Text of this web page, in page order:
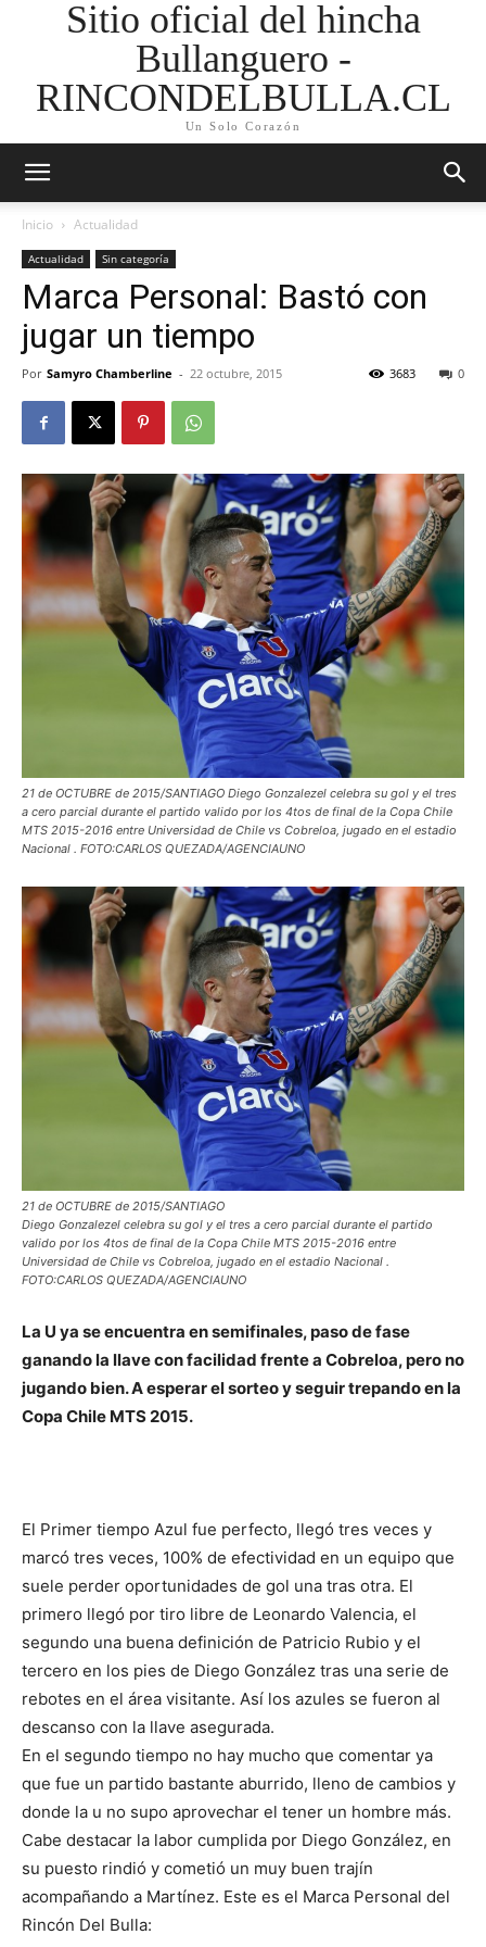
Sitio oficial del hincha
Bullanguero -
RINCONDELBULLA.CL
Un Solo Corazón
Inicio Actualidad
Actualidad Sin categoría
Marca Personal: Bastó con
jugar un tiempo
Por Samyro Chamberline - 22 octubre, 2015 0
3683
21 de OCTUBRE de 2015/SANTIAGO Diego Gonzalezel celebra su gol y el tres
a cero parcial durante el partido valido por los 4tos de final de la Copa Chile
MTS 2015-2016 entre Universidad de Chile vs Cobreloa, jugado en el estadio
Nacional . FOTO:CARLOS QUEZADA/AGENCIAUNO
21 de OCTUBRE de 2015/SANTIAGO
Diego Gonzalezel celebra su gol y el tres a cero parcial durante el partido
valido por los 4tos de final de la Copa Chile MTS 2015-2016 entre
Universidad de Chile vs Cobreloa, jugado en el estadio Nacional .
FOTO:CARLOS QUEZADA/AGENCIAUNO
La U ya se encuentra en semifinales, paso de fase
ganando la llave con facilidad frente a Cobreloa, pero no
jugando bien. A esperar el sorteo y seguir trepando en la
Copa Chile MTS 2015.
El Primer tiempo Azul fue perfecto, llegó tres veces y
marcó tres veces, 100% de efectividad en un equipo que
suele perder oportunidades de gol una tras otra. El
primero llegó por tiro libre de Leonardo Valencia, el
segundo una buena definición de Patricio Rubio y el
tercero en los pies de Diego González tras una serie de
rebotes en el área visitante. Así los azules se fueron al
descanso con la llave asegurada.
En el segundo tiempo no hay mucho que comentar ya
que fue un partido bastante aburrido, lleno de cambios y
donde la u no supo aprovechar el tener un hombre más.
Cabe destacar la labor cumplida por Diego González, en
su puesto rindió y cometió un muy buen trajín
acompañando a Martínez. Este es el Marca Personal del
Rincón Del Bulla: